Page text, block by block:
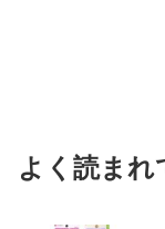
よく読まれ